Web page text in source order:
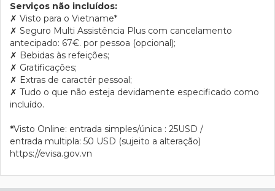
Serviços não incluídos:
✗ Visto para o Vietname*
✗ Seguro Multi Assistência Plus com cancelamento
antecipado: 67€. por pessoa (opcional);
✗ Bebidas às refeições;
✗ Gratificações;
✗ Extras de caractér pessoal;
✗ Tudo o que não esteja devidamente especificado como
incluído.
*Visto Online: entrada simples/única : 25USD /
entrada multipla: 50 USD (sujeito a alteração)
https://evisa.gov.vn